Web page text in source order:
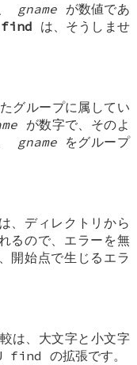
gname が数値であ
find は、そうしませ
グループに属してい
が数字で、そのよ
gnameをグループ
、ディレクトリから
るので、エラーを無
開始点で生じるエラ
は、大文字と小文字
find の拡張です。